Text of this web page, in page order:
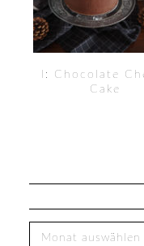
l: Chocolate
Cake